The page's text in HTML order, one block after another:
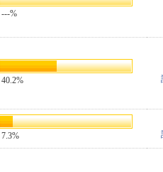
---%
40.2%
7.3%